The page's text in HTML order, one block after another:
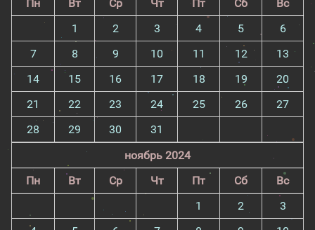
Пн
Вт Ср Чт Пт Сб
Вс
1
2 3 4 5
6
7
8 9 10 11 12
13
14
15 16 17 18 19
20
21
22 23 24 25 26
27
28
29 30
31
ноябрь 2024
Пн
Вт Ср Чт Пт Сб
Вс
1
2
3